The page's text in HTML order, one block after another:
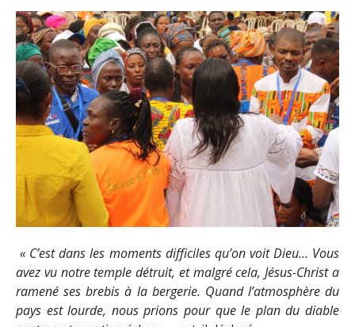
« C’est dans les moments difficiles qu’on voit Dieu… Vous
avez vu notre temple détruit, et malgré cela, Jésus-Christ a
ramené ses brebis à la bergerie. Quand l’atmosphère du
pays est lourde, nous prions pour que le plan du diable